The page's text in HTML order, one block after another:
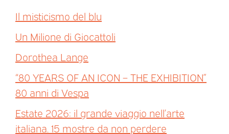
Il misticismo del blu
Un Milione di Giocattoli
Dorothea Lange
“80 YEARS OF AN ICON – THE EXHIBITION”
80 anni di Vespa
Estate 2026: il grande viaggio nell’arte
italiana. 15 mostre da non perdere